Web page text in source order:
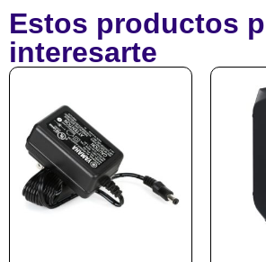
Estos productos
interesarte